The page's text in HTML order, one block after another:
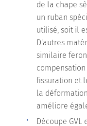
de la chape
un ruban
utilisé, soit il
D'autres
similaire
fissuration et
la
améliore
Découpe